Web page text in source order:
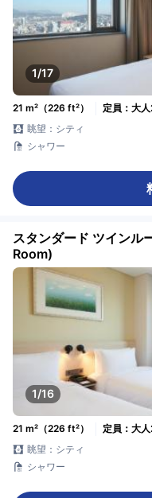
1/17
21 m²（226 ft²） 定員：大
眺望：シティ
シャワー
スタンダード ツイン
Room)
1/16
21 m²（226 ft²） 定員：大
眺望：シティ
シャワー